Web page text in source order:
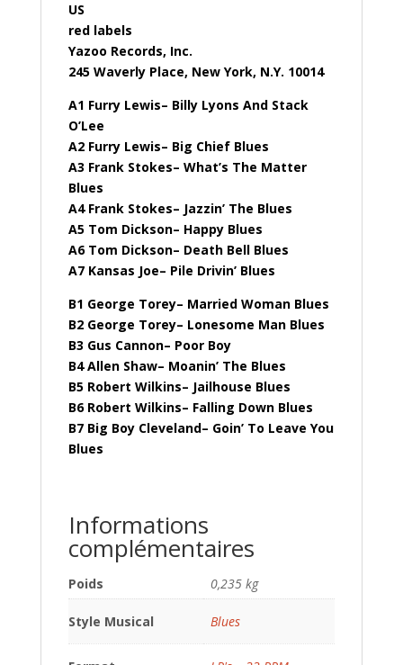
US
red labels
Yazoo Records, Inc.
245 Waverly Place, New York, N.Y. 10014
A1 Furry Lewis– Billy Lyons And Stack
O’Lee
A2 Furry Lewis– Big Chief Blues
A3 Frank Stokes– What’s The Matter
Blues
A4 Frank Stokes– Jazzin’ The Blues
A5 Tom Dickson– Happy Blues
A6 Tom Dickson– Death Bell Blues
A7 Kansas Joe– Pile Drivin’ Blues
B1 George Torey– Married Woman Blues
B2 George Torey– Lonesome Man Blues
B3 Gus Cannon– Poor Boy
B4 Allen Shaw– Moanin’ The Blues
B5 Robert Wilkins– Jailhouse Blues
B6 Robert Wilkins– Falling Down Blues
B7 Big Boy Cleveland– Goin’ To Leave You
Blues
Informations
complémentaires
Poids 0,235 kg
Style Musical Blues